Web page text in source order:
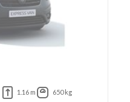
1.16 m
650 kg